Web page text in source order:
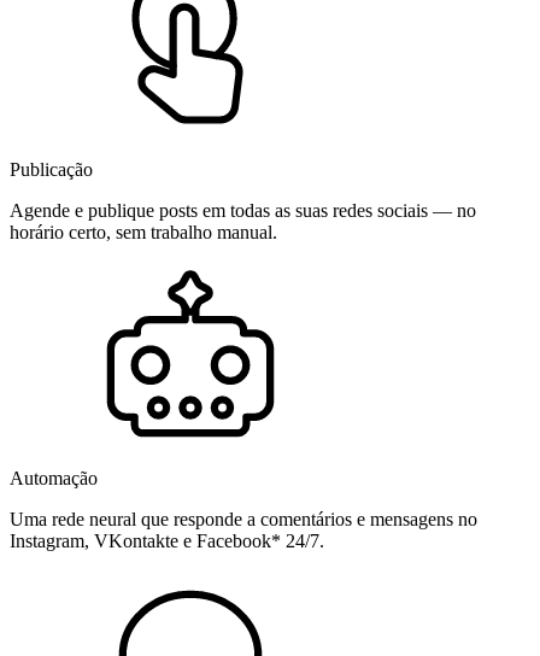
Publicação
Agende e publique posts em todas as suas redes sociais — no
horário certo, sem trabalho manual.
Automação
Uma rede neural que responde a comentários e mensagens no
Instagram, VKontakte e Facebook* 24/7.